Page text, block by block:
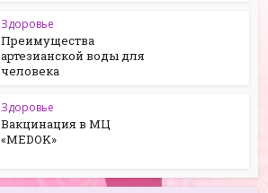
Здоровье
Преимущества
артезианской воды для
человека
Здоровье
Вакцинация в МЦ
«MEDOK»